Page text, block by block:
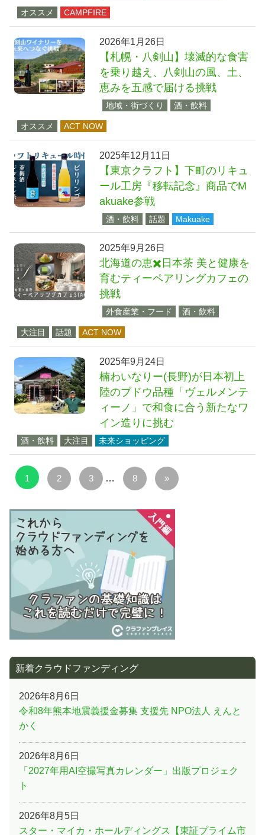
オススメ CAMPFIRE
2026年1月26日
【札幌・八剣山】壊滅的な食害
を乗り越え、八剣山の風、土、
恵みを五感で届ける挑戦
地域・街づくり 酒・飲料
オススメ ACT NOW
2025年12月11日
【東京クラフト】下町のリキュ
ール工房『移転記念』商品でM
akuake参戦
酒・飲料 話題 Makuake
2025年9月26日
北海道の恵✖️日本茶 美と健康を
育むティーペアリングカフェの
挑戦
外食産業・フード 酒・飲料
大注目 話題 ACT NOW
2025年9月24日
楠わいなりー(長野)が日本初上
陸のブドウ品種「ヴェルメンテ
ィーノ」で和食に合う新たなワ
イン造りに挑む
酒・飲料 大注目 未来ショッピング
投
稿
ペ
ー
ジ
送
1 2 3 … 8
次
の
事
»
新着クラウドファンディング
2026年8月6日
令和8年熊本地震義援金募集 支援先 NPO法人 えんと
かく
2026年8月6日
「2027年用AI空撮写真カレンダー」出版プロジェク
ト
2026年8月5日
スター・マイカ・ホールディングス【東証プライム市